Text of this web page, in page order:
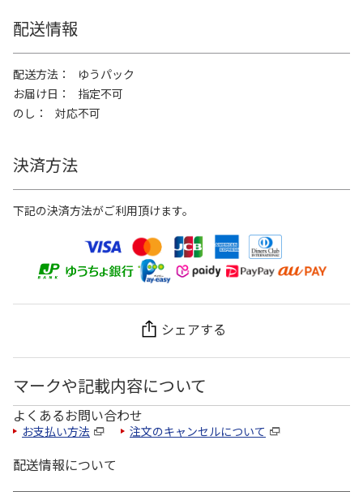
配送情報
配送方法
ゆうパック
お届け日
指定不可
のし
対応不可
決済方法
下記の決済方法がご利用頂けます。
シェアする
マークや記載内容について
よくあるお問い合わせ
お支払い方法 注文のキャンセルについて
配送情報について